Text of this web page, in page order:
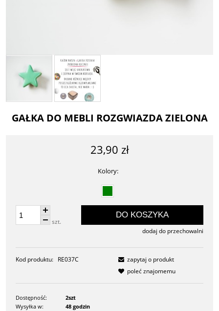
GAŁKA DO MEBLI ROZGWIAZDA ZIELONA
23,90 zł
Kolory:
szt.
DO KOSZYKA
dodaj do przechowalni
Kod produktu: RE037C
zapytaj o produkt
poleć znajomemu
Dostępność:
2szt
Wysyłka w:
48 godzin